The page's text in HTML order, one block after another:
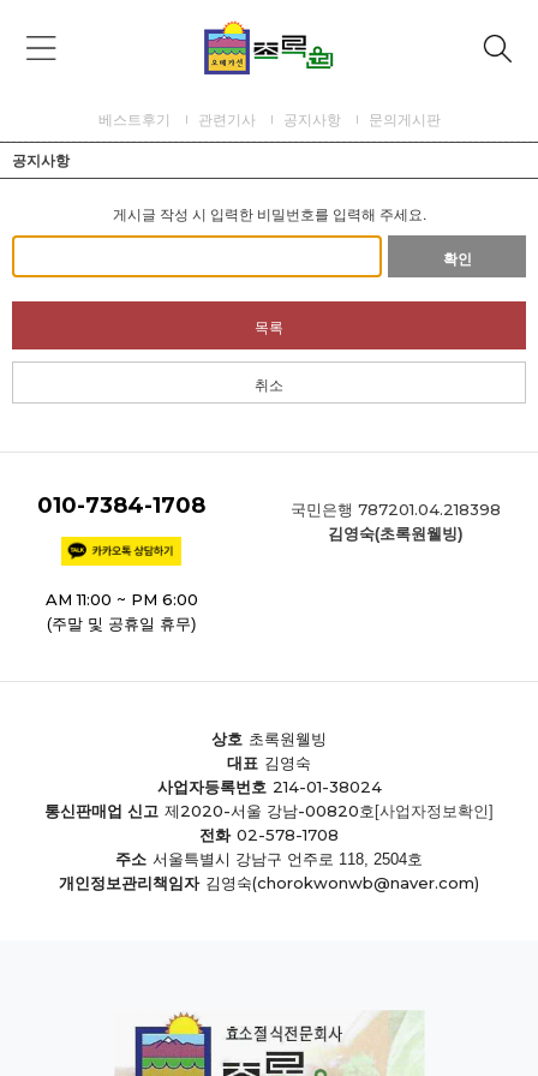
베스트후기 관련기사 공지사항 문의게시판
공지사항
게시글 작성 시 입력한 비밀번호를 입력해 주세요.
확인
목록
취소
010-7384-1708
AM 11:00 ~ PM 6:00
(주말 및 공휴일 휴무)
국민은행 787201.04.218398
김영숙(초록원웰빙)
상호 초록원웰빙
대표 김영숙
사업자등록번호 214-01-38024
통신판매업 신고 제2020-서울 강남-00820호 [사업자정보확인]
전화 02-578-1708
주소 서울특별시 강남구 언주로 118, 2504호
개인정보관리책임자 김영숙(chorokwonwb@naver.com)